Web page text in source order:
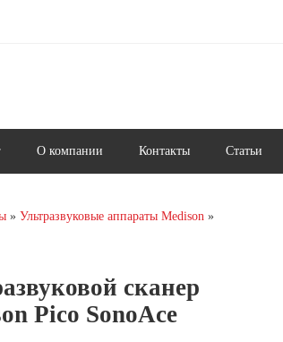
О компании Контакты Статьи
Ультразвуковые аппараты Medison
сканер
Pico SonoAce